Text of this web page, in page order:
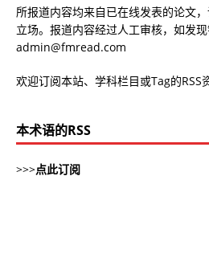
所报道内容均来自已在线发表的论文
立场。报道内容经过人工审核，如发现
admin@fmread.com
欢迎订阅本站、学科栏目或Tag的RSS
本术语的RSS
>>>点此订阅